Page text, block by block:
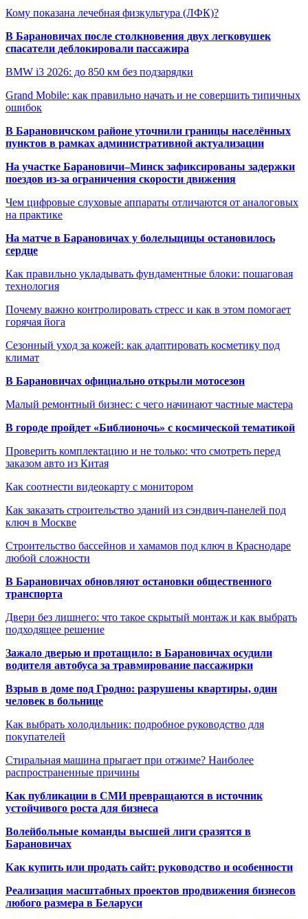
Кому показана лечебная физкультура (ЛФК)?
В Барановичах после столкновения двух легковушек
спасатели деблокировали пассажира
BMW i3 2026: до 850 км без подзарядки
Grand Mobile: как правильно начать и не совершить типичных
ошибок
В Барановичском районе уточнили границы населённых
пунктов в рамках административной актуализации
На участке Барановичи–Минск зафиксированы задержки
поездов из-за ограничения скорости движения
Чем цифровые слуховые аппараты отличаются от аналоговых
на практике
На матче в Барановичах у болельщицы остановилось
сердце
Как правильно укладывать фундаментные блоки: пошаговая
технология
Почему важно контролировать стресс и как в этом помогает
горячая йога
Сезонный уход за кожей: как адаптировать косметику под
климат
В Барановичах официально открыли мотосезон
Малый ремонтный бизнес: с чего начинают частные мастера
В городе пройдет «Библионочь» с космической тематикой
Проверить комплектацию и не только: что смотреть перед
заказом авто из Китая
Как соотнести видеокарту с монитором
Как заказать строительство зданий из сэндвич-панелей под
ключ в Москве
Строительство бассейнов и хамамов под ключ в Краснодаре
любой сложности
В Барановичах обновляют остановки общественного
транспорта
Двери без лишнего: что такое скрытый монтаж и как выбрать
подходящее решение
Зажало дверью и протащило: в Барановичах осудили
водителя автобуса за травмирование пассажирки
Взрыв в доме под Гродно: разрушены квартиры, один
человек в больнице
Как выбрать холодильник: подробное руководство для
покупателей
Стиральная машина прыгает при отжиме? Наиболее
распространенные причины
Как публикации в СМИ превращаются в источник
устойчивого роста для бизнеса
Волейбольные команды высшей лиги сразятся в
Барановичах
Как купить или продать сайт: руководство и особенности
Реализация масштабных проектов продвижения бизнесов
любого размера в Беларуси